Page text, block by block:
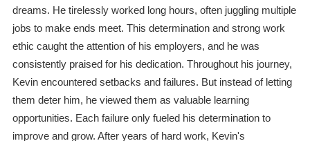
dreams. He tirelessly worked long hours, often juggling multiple
jobs to make ends meet. This determination and strong work
ethic caught the attention of his employers, and he was
consistently praised for his dedication. Throughout his journey,
Kevin encountered setbacks and failures. But instead of letting
them deter him, he viewed them as valuable learning
opportunities. Each failure only fueled his determination to
improve and grow. After years of hard work, Kevin's